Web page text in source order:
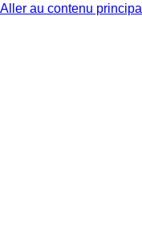
Aller au contenu principal